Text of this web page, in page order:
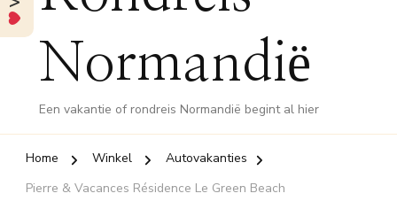
Normandië
Een vakantie of rondreis Normandië begint al hier
Home Winkel
Autovakanties
Pierre & Vacances Résidence Le Green Beach